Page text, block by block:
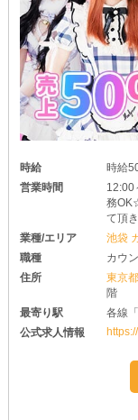
時給
時給
営業時間
12:00
務
て頂
業種/エリア
池袋
職種
カウ
住所
東京都
階
最寄り駅
各線
公式求人情報